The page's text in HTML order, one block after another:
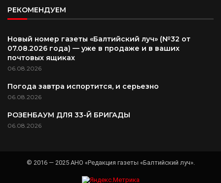
РЕКОМЕНДУЕМ
Новый номер газеты «Балтийский луч» (№32 от
07.08.2026 года) — уже в продаже и в ваших
почтовых ящиках
06.08.2026
Погода завтра испортится, и серьезно
06.08.2026
РОЗЕНБАУМ ДЛЯ 33-Й БРИГАДЫ
06.08.2026
© 2016 — 2025 АНО «Редакция газеты «Балтийский луч».